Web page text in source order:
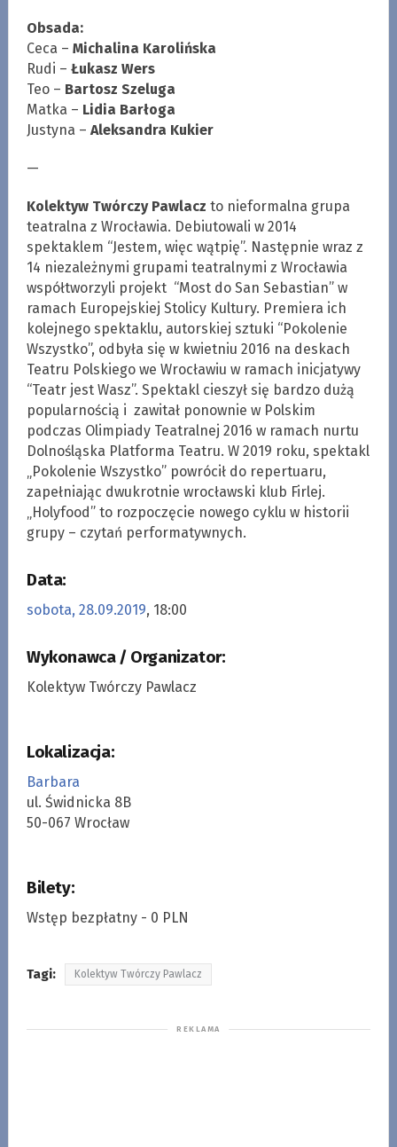
Obsada:
Ceca – Michalina Karolińska
Rudi – Łukasz Wers
Teo – Bartosz Szeluga
Matka – Lidia Barłoga
Justyna – Aleksandra Kukier
—
Kolektyw Twórczy Pawlacz to nieformalna grupa
teatralna z Wrocławia. Debiutowali w 2014
spektaklem “Jestem, więc wątpię”. Następnie wraz z
14 niezależnymi grupami teatralnymi z Wrocławia
współtworzyli projekt “Most do San Sebastian” w
ramach Europejskiej Stolicy Kultury. Premiera ich
kolejnego spektaklu, autorskiej sztuki “Pokolenie
Wszystko”, odbyła się w kwietniu 2016 na deskach
Teatru Polskiego we Wrocławiu w ramach inicjatywy
“Teatr jest Wasz”. Spektakl cieszył się bardzo dużą
popularnością i zawitał ponownie w Polskim
podczas Olimpiady Teatralnej 2016 w ramach nurtu
Dolnośląska Platforma Teatru. W 2019 roku, spektakl
„Pokolenie Wszystko” powrócił do repertuaru,
zapełniając dwukrotnie wrocławski klub Firlej.
„Holyfood” to rozpoczęcie nowego cyklu w historii
grupy – czytań performatywnych.
Data:
sobota, 28.09.2019, 18:00
Wykonawca / Organizator:
Kolektyw Twórczy Pawlacz
Lokalizacja:
Barbara
ul. Świdnicka 8B
50-067 Wrocław
Bilety:
Wstęp bezpłatny - 0 PLN
Tagi: Kolektyw Twórczy Pawlacz